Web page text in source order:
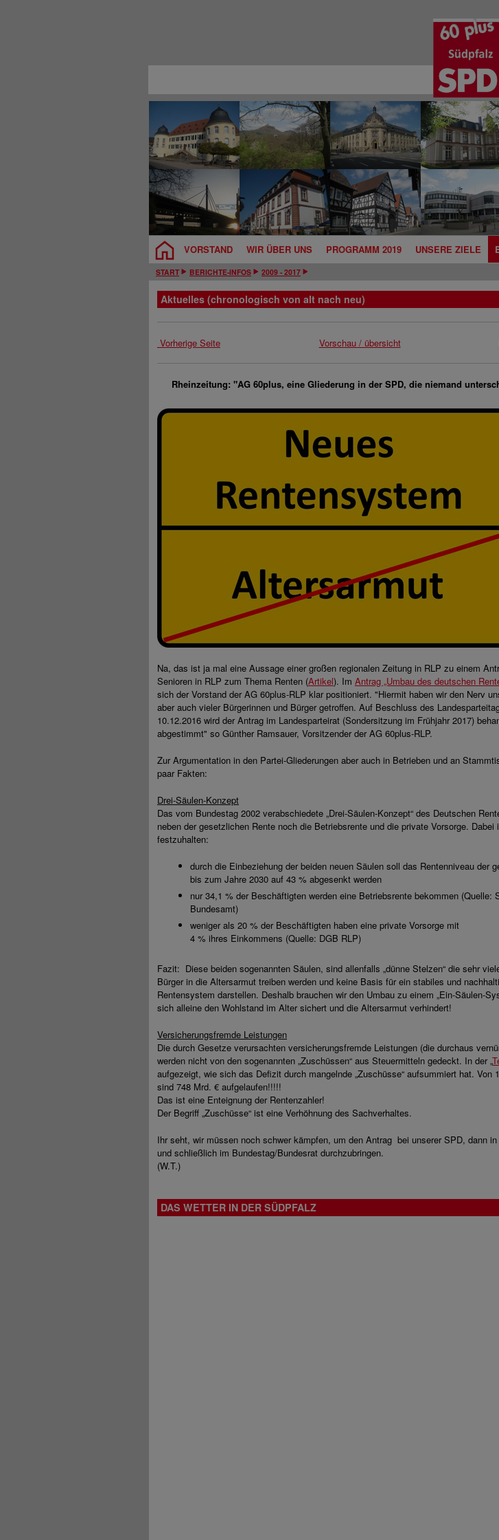
VORSTAND WIR ÜBER UNS PROGRAMM 2019 UNSERE ZIELE
START BERICHTE-INFOS 2009 - 2017
Aktuelles (chronologisch von alt nach neu)
Vorherige Seite Vorschau / übersicht
Rheinzeitung: "AG 60plus, eine Gliederung in der SPD, die niemand
Na, das ist ja mal eine Aussage einer großen regionalen Zeitung in RLP zu einem
Senioren in RLP zum Thema Renten (Artikel). Im Antrag „Umbau des deutschen
sich der Vorstand der AG 60plus-RLP klar positioniert. "Hiermit haben wir den Nerv
aber auch vieler Bürgerinnen und Bürger getroffen. Auf Beschluss des
10.12.2016 wird der Antrag im Landesparteirat (Sondersitzung im Frühjahr 2017)
abgestimmt" so Günther Ramsauer, Vorsitzender der AG 60plus-RLP.
Zur Argumentation in den Partei-Gliederungen aber auch in Betrieben und an
paar Fakten:
Drei-Säulen-Konzept
Das vom Bundestag 2002 verabschiedete „Drei-Säulen-Konzept“ des Deutschen
neben der gesetzlichen Rente noch die Betriebsrente und die private Vorsorge. Dabei
festzuhalten:
durch die Einbeziehung der beiden neuen Säulen soll das Rentenniveau der
bis zum Jahre 2030 auf 43 % abgesenkt werden
nur 34,1 % der Beschäftigten werden eine Betriebsrente bekommen (Quelle:
Bundesamt)
weniger als 20 % der Beschäftigten haben eine private Vorsorge mit
4 % ihres Einkommens (Quelle: DGB RLP)
Fazit: Diese beiden sogenannten Säulen, sind allenfalls „dünne Stelzen“ die sehr
Bürger in die Altersarmut treiben werden und keine Basis für ein stabiles und
Rentensystem darstellen. Deshalb brauchen wir den Umbau zu einem „Ein-Säulen-
sich alleine den Wohlstand im Alter sichert und die Altersarmut verhindert!
Versicherungsfremde Leistungen
Die durch Gesetze verursachten versicherungsfremde Leistungen (die durchaus
werden nicht von den sogenannten „Zuschüssen“ aus Steuermitteln gedeckt. In der „
aufgezeigt, wie sich das Defizit durch mangelnde „Zuschüsse“ aufsummiert hat. Von
sind 748 Mrd. € aufgelaufen!!!!!
Das ist eine Enteignung der Rentenzahler!
Der Begriff „Zuschüsse“ ist eine Verhöhnung des Sachverhaltes.
Ihr seht, wir müssen noch schwer kämpfen, um den Antrag bei unserer SPD, dann in
und schließlich im Bundestag/Bundesrat durchzubringen.
(W.T.)
DAS WETTER IN DER SÜDPFALZ